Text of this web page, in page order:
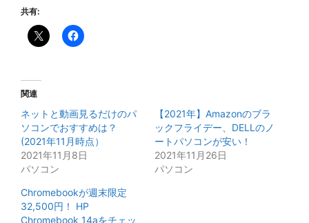
共有:
関連
ネットと動画見るだけのパ
ソコンでおすすめは？
(2021年11月時点）
2021年11月8日
パソコン
【2021年】Amazonのブラ
ックフライデー、DELLのノ
ートパソコンが安い！
2021年11月26日
パソコン
Chromebookが週末限定
32,500円！ HP
Chromebook 14aをチェッ